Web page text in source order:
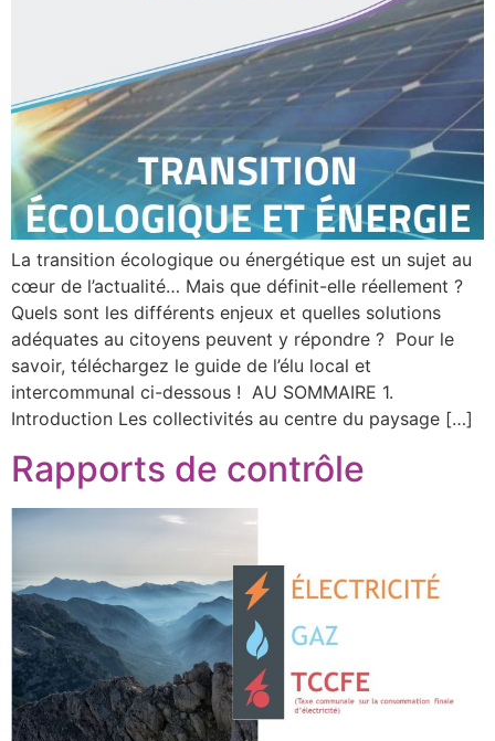
La transition écologique ou énergétique est un sujet au
cœur de l’actualité… Mais que définit-elle réellement ?
Quels sont les différents enjeux et quelles solutions
adéquates au citoyens peuvent y répondre ? Pour le
savoir, téléchargez le guide de l’élu local et
intercommunal ci-dessous ! AU SOMMAIRE 1.
Introduction Les collectivités au centre du paysage […]
Rapports de contrôle